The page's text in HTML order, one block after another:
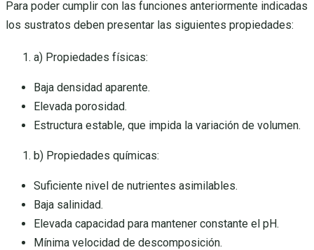
Para poder cumplir con las funciones anteriormente indicadas
los sustratos deben presentar las siguientes propiedades:
a) Propiedades físicas:
Baja densidad aparente.
Elevada porosidad.
Estructura estable, que impida la variación de volumen.
b) Propiedades químicas:
Suficiente nivel de nutrientes asimilables.
Baja salinidad.
Elevada capacidad para mantener constante el pH.
Mínima velocidad de descomposición.